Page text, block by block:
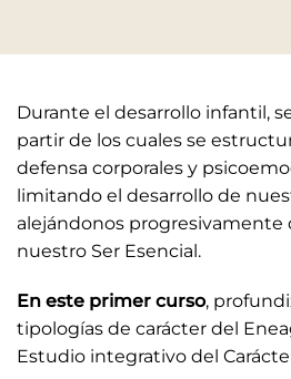
Durante el desarrollo infantil,
partir de los cuales se
defensa corporales y
limitando el desarrollo de
alejándonos progresivamente
nuestro Ser Esencial.
En este primer curso,
tipologías de carácter del
Estudio integrativo del